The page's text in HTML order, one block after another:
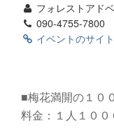
フォレストアド
090-4755-7800
イベントのサイ
■梅花満開の１０
料金：１人１００